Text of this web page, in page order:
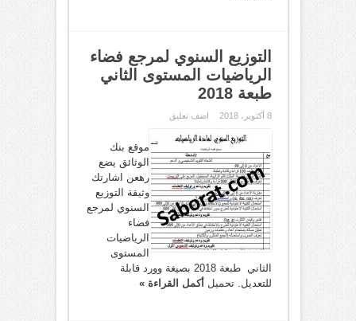
التوزيع السنوي لمرجع فضاء
الرياضيات المستوى الثاني
طبعة 2018
8 أكتوبر، 2018 اضف تعليق
موقع بنك
الوثائق يضع
رهعن اشارتك
وثيقة التوزيع
السنوي لمرجع
فضاء
الرياضيات
المستوى
الثاني طبعة 2018 بصيغة وورد قابلة
للتعديل. تحميل أكمل القراءة »